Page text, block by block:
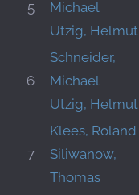
5
Michael
Utzig, Helmut
6
Schneider,
Michael
Utzig, Helmut
7
Klees, Roland
Siliwanow,
Thomas